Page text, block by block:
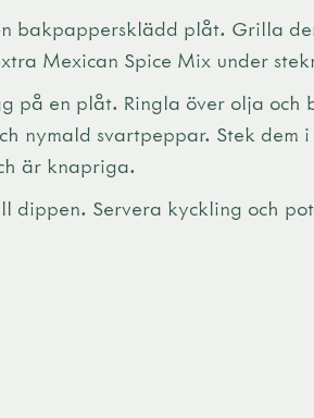
bakpappersklädd plåt. Grilla
Mexican Spice Mix under
på en plåt. Ringla över olja och
nymald svartpeppar. Stek dem i
är knapriga.
dippen. Servera kyckling och